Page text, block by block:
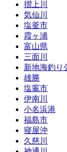
摺上川
気仙川
塩釜市
霞ヶ浦
富山県
三面川
新地海釣り
雄勝
塩竈市
伊南川
小名浜港
福島市
寝屋沖
久慈川